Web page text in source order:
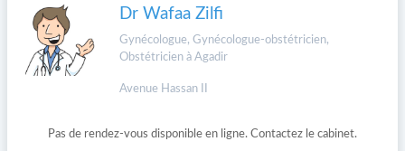
Dr Wafaa Zilfi
Gynécologue, Gynécologue-obstétricien,
Obstétricien à Agadir
Avenue Hassan II
Pas de rendez-vous disponible en ligne. Contactez le cabinet.